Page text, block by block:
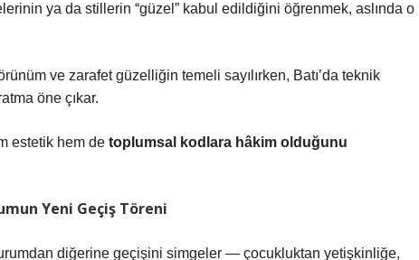
ya da stillerin “güzel” kabul edildiğini öğrenmek, aslında o
ve zarafet güzelliğin temeli sayılırken, Batı’da teknik
öne çıkar.
estetik hem de toplumsal kodlara hâkim olduğunu
Yeni Geçiş Töreni
diğerine geçişini simgeler — çocukluktan yetişkinliğe,